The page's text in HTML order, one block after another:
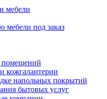
мебели
мебели под заказ
помещений
кожгалантерии
напольных покрытий
бытовых услуг